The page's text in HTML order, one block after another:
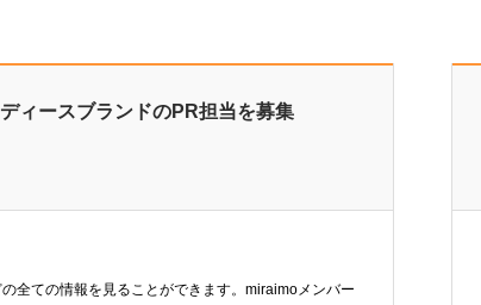
ィースブランドのPR担当を募集
全ての情報を見ることができます。miraimoメンバー